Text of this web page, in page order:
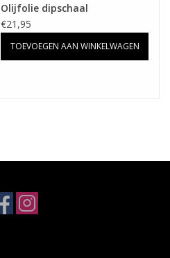
Olijfolie dipschaal
€21,95
TOEVOEGEN AAN WINKELWAGEN